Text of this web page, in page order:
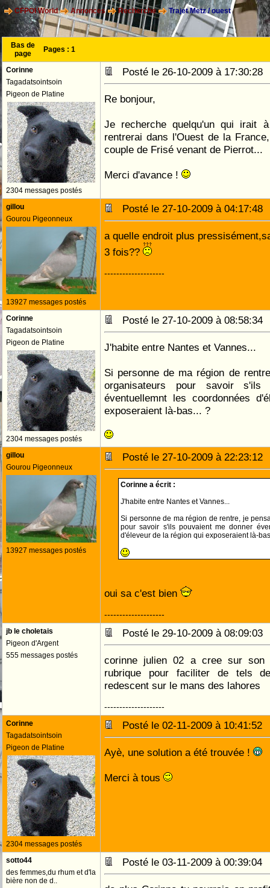
CFPOI World Annonces Recherche Trajet Metz / ouest
Bas de
page
Pages : 1
Corinne
Tagadatsointsoin
Pigeon de Platine
2304 messages postés
Posté le 26-10-2009 à
Re bonjour,
Je recherche quelqu'un qui irait
rentrerai dans l'Ouest de la
couple de Frisé venant de Pierrot...
Merci d'avance !
gillou
Gourou Pigeonneux
13927 messages postés
Posté le 27-10-2009 à
a quelle endroit plus
3 fois??
--------------------
Corinne
Tagadatsointsoin
Pigeon de Platine
2304 messages postés
Posté le 27-10-2009 à
J'habite entre Nantes et Vannes...
Si personne de ma région de
organisateurs pour savoir s'ils
éventuellemnt les coordonnées
exposeraient là-bas... ?
gillou
Gourou Pigeonneux
13927 messages postés
Posté le 27-10-2009 à
Corinne a écrit :
J'habite entre Nantes et Vannes...
Si personne de ma région de rentre, je
pour savoir s'ils pouvaient me donner
d'éleveur de la région qui exposeraient là-
oui sa c'est bien
--------------------
jb le choletais
Pigeon d'Argent
555 messages postés
Posté le 29-10-2009 à
corinne julien 02 a cree sur
rubrique pour faciliter de tels
redescent sur le mans des lahores
--------------------
Corinne
Tagadatsointsoin
Pigeon de Platine
2304 messages postés
Posté le 02-11-2009 à
Ayè, une solution a été trouvée !
Merci à tous
sotto44
des femmes,du rhum et d'la
bière non de d..
Posté le 03-11-2009 à